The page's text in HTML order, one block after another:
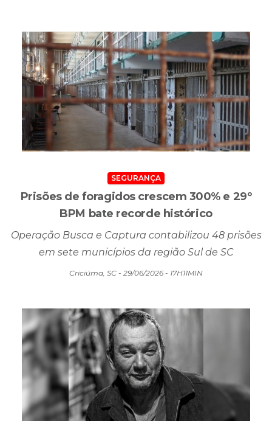
Criciúma, SC - 29/06/2026 - 19H00MIN
SEGURANÇA
Prisões de foragidos crescem 300% e 29º
BPM bate recorde histórico
Operação Busca e Captura contabilizou 48 prisões
Criciúma, SC - 29/06/2026 - 17H11MIN